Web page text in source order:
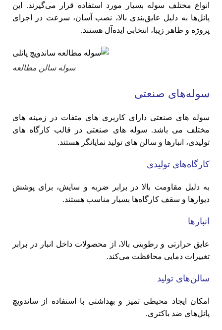
انواع مختلف سوله بسیار مورد استفاده قرار می‌گیرند. این
پانل‌ها به دلیل عایق‌بندی بالا، نصب آسان، سرعت در اجرای
پروژه و ظاهر زیبا، انتخابی ایده‌آل هستند.
سوله سالن مطالعه
سوله‌های صنعتی
سوله های صنعتی دارای کاربری های متفات در زمینه های
مختلف می باشد. سوله های صنعتی در قالب کارگاه های
تولیدی، انبارها و سالن های تولید نمایانگر هستند.
کارگاه‌های تولیدی
به دلیل مقاومت بالا در برابر ضربه و سایش، برای پوشش
دیوارها و سقف کارگاه‌ها بسیار مناسب هستند.
انبارها
عایق حرارتی و رطوبتی بالا، از محصولات داخل انبار در برابر
تغییرات دمایی محافظت می‌کند.
سالن‌های تولید
امکان ایجاد محیطی تمیز و بهداشتی با استفاده از ساندویچ
پانل‌های ضد باکتری.